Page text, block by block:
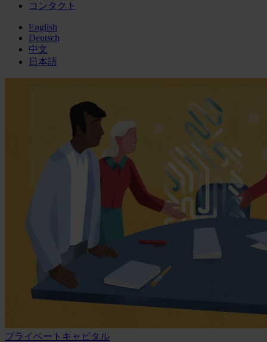
コンタクト
English
Deutsch
中文
日本語
プライベートキャピタル